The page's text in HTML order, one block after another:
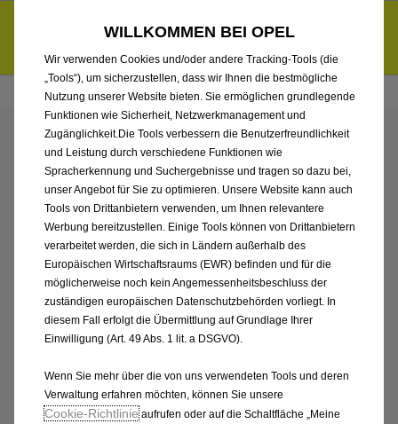
6.000 € staatliche Förderungsprämie für E-Autos und Plug-in-
Hybride. Mehr erfahren >>
ENTDECKEN SIE ALLE
CORSA VON AMS
BURGENLAND GMBH
WILLKOMMEN BEI OPEL
Wir verwenden Cookies und/oder andere Tracking-Tools (die
„Tools“), um sicherzustellen, dass wir Ihnen die bestmögliche
Nutzung unserer Website bieten. Sie ermöglichen grundlegende
Funktionen wie Sicherheit, Netzwerkmanagement und
Zugänglichkeit.Die Tools verbessern die Benutzerfreundlichkeit
und Leistung durch verschiedene Funktionen wie
Spracherkennung und Suchergebnisse und tragen so dazu bei,
unser Angebot für Sie zu optimieren. Unsere Website kann auch
Tools von Drittanbietern verwenden, um Ihnen relevantere
Werbung bereitzustellen. Einige Tools können von Drittanbietern
verarbeitet werden, die sich in Ländern außerhalb des
Europäischen Wirtschaftsraums (EWR) befinden und für die
möglicherweise noch kein Angemessenheitsbeschluss der
zuständigen europäischen Datenschutzbehörden vorliegt. In
diesem Fall erfolgt die Übermittlung auf Grundlage Ihrer
Einwilligung (Art. 49 Abs. 1 lit. a DSGVO).
Wenn Sie mehr über die von uns verwendeten Tools und deren
Verwaltung erfahren möchten, können Sie unsere
Cookie‑Richtlinieaufrufen oder auf die Schaltfläche „Meine